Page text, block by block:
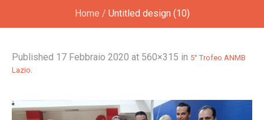
Home / Untitled design (10)
Published 17 Febbraio 2020 at 560×315 in 5° Trofeo ANMB
Lazio.